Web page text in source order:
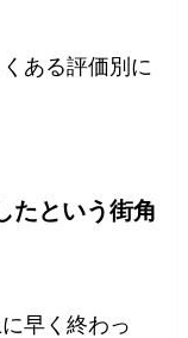
ある評価別に
たという街角
早く終わっ